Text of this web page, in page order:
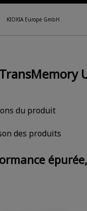
KIOXIA Europe GmbH
du produit
des produits